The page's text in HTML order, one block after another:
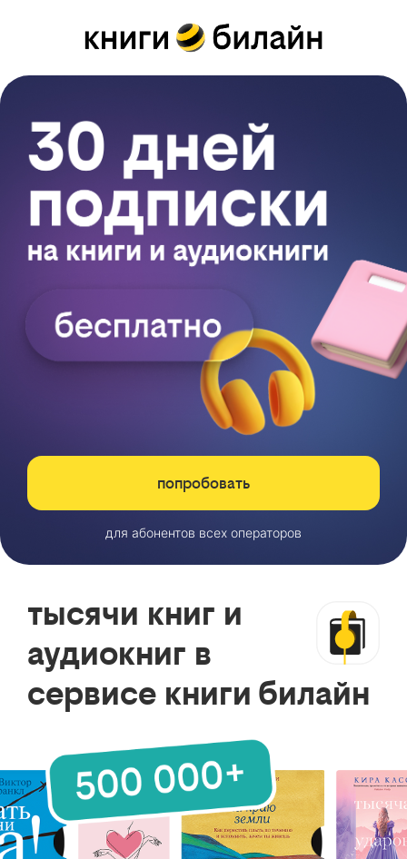
попробовать
для абонентов всех операторов
тысячи книг и
аудиокниг в
сервисе книги билайн